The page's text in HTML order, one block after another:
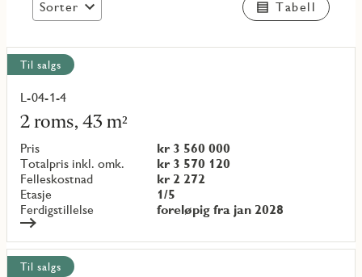
Sorter Tabell
Vis
alle
objekt
Til salgs
L-04-1-4
2 roms, 43 m²
Pris
kr 3 560 000
Totalpris inkl. omk.
kr 3 570 120
Felleskostnad
kr 2 272
Etasje
1/5
Ferdigstillelse
foreløpig fra jan 2028
Les
mer
om
objekt
{objectNumber}
Til salgs